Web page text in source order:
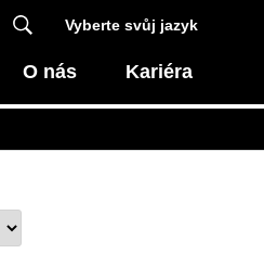
Vyberte svůj jazyk
O nás Kariéra